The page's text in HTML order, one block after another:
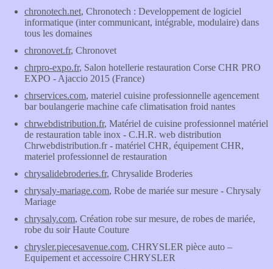
chronotech.net, Chronotech : Developpement de logiciel
informatique (inter communicant, intégrable, modulaire) dans
tous les domaines
chronovet.fr, Chronovet
chrpro-expo.fr, Salon hotellerie restauration Corse CHR PRO
EXPO - Ajaccio 2015 (France)
chrservices.com, materiel cuisine professionnelle agencement
bar boulangerie machine cafe climatisation froid nantes
chrwebdistribution.fr, Matériel de cuisine professionnel matériel
de restauration table inox - C.H.R. web distribution
Chrwebdistribution.fr - matériel CHR, équipement CHR,
materiel professionnel de restauration
chrysalidebroderies.fr, Chrysalide Broderies
chrysaly-mariage.com, Robe de mariée sur mesure - Chrysaly
Mariage
chrysaly.com, Création robe sur mesure, de robes de mariée,
robe du soir Haute Couture
chrysler.piecesavenue.com, CHRYSLER pièce auto –
Equipement et accessoire CHRYSLER